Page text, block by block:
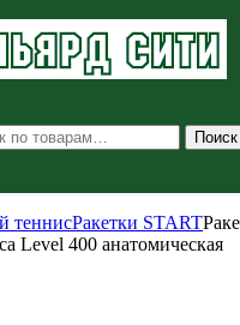
Поиск
теннисРакетки START
Level 400 анатомическая